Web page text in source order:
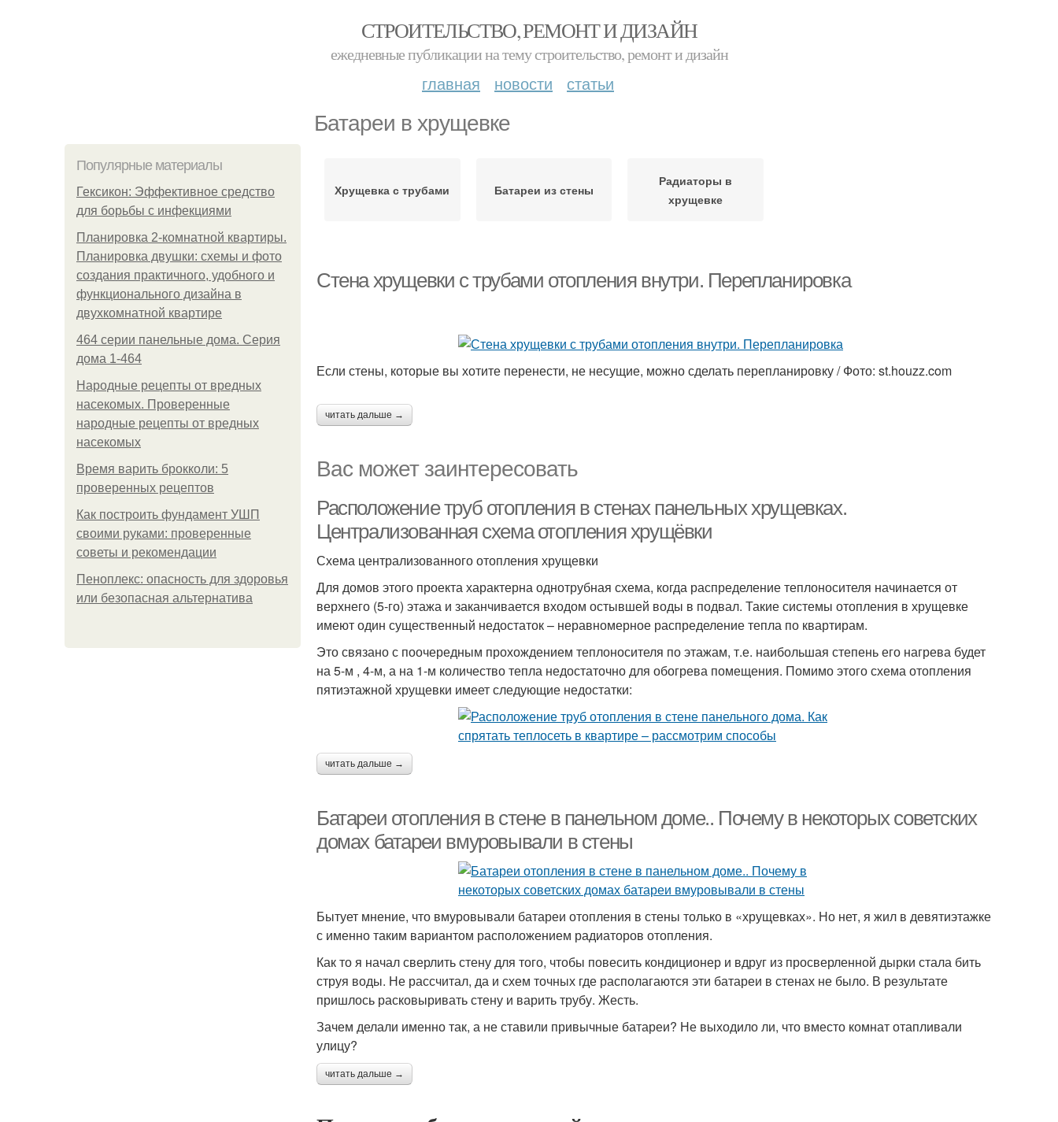
СТРОИТЕЛЬСТВО, РЕМОНТ И ДИЗАЙН
ежедневные публикации на тему строительство, ремонт и дизайн
главная новости статьи
Батареи в хрущевке
Популярные материалы
Гексикон: Эффективное средство
для борьбы с инфекциями
Планировка 2-комнатной квартиры.
Планировка двушки: схемы и фото
создания практичного, удобного и
функционального дизайна в
двухкомнатной квартире
464 серии панельные дома. Серия
дома 1-464
Народные рецепты от вредных
насекомых. Проверенные
народные рецепты от вредных
насекомых
Время варить брокколи: 5
проверенных рецептов
Как построить фундамент УШП
своими руками: проверенные
советы и рекомендации
Пеноплекс: опасность для здоровья
или безопасная альтернатива
Хрущевка с трубами Батареи из стены
Радиаторы в
хрущевке
Стена хрущевки с трубами отопления внутри. Перепланировка
Если стены, которые вы хотите перенести, не несущие, можно сделать перепланировку / Фото: st.houzz.com
читать дальше →
Вас может заинтересовать
Расположение труб отопления в стенах панельных хрущевках.
Централизованная схема отопления хрущёвки
Схема централизованного отопления хрущевки
Для домов этого проекта характерна однотрубная схема, когда распределение теплоносителя начинается от
верхнего (5-го) этажа и заканчивается входом остывшей воды в подвал. Такие системы отопления в хрущевке
имеют один существенный недостаток – неравномерное распределение тепла по квартирам.
Это связано с поочередным прохождением теплоносителя по этажам, т.е. наибольшая степень его нагрева будет
на 5-м , 4-м, а на 1-м количество тепла недостаточно для обогрева помещения. Помимо этого схема отопления
пятиэтажной хрущевки имеет следующие недостатки:
читать дальше →
Батареи отопления в стене в панельном доме.. Почему в некоторых советских
домах батареи вмуровывали в стены
Бытует мнение, что вмуровывали батареи отопления в стены только в «хрущевках». Но нет, я жил в девятиэтажке
с именно таким вариантом расположением радиаторов отопления.
Как то я начал сверлить стену для того, чтобы повесить кондиционер и вдруг из просверленной дырки стала бить
струя воды. Не рассчитал, да и схем точных где располагаются эти батареи в стенах не было. В результате
пришлось расковыривать стену и варить трубу. Жесть.
Зачем делали именно так, а не ставили привычные батареи? Не выходило ли, что вместо комнат отапливали
улицу?
читать дальше →